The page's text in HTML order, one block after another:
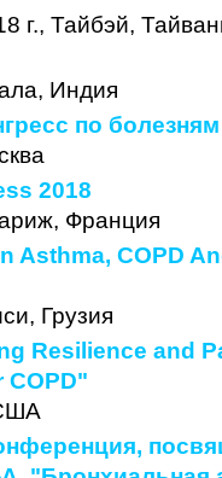
г., Тайбэй,
Индия
по
2018
Франция
Asthma, COPD
Грузия
Resilience and
COPD"